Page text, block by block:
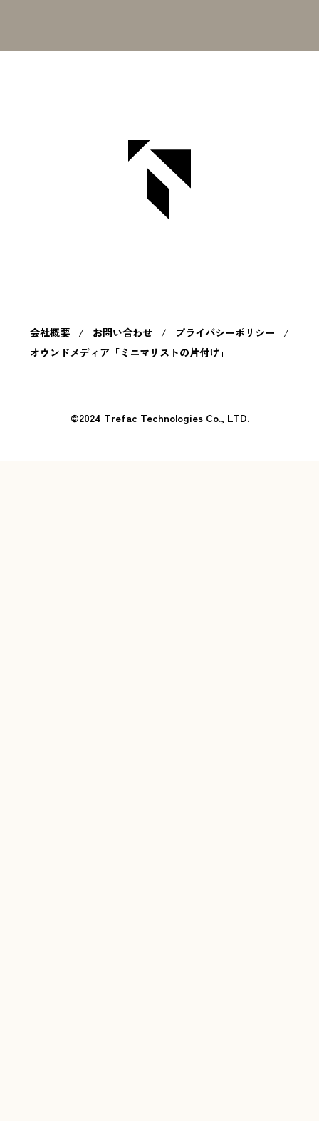
会社概要 / お問い合わせ / プライバシーポリシー
/
オウンドメディア「ミニマリストの片付け」
©2024 Trefac Technologies Co., LTD.